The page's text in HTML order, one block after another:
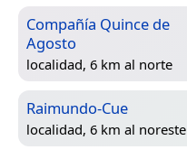
Compañía Quince de
Agosto
localidad, 6 km al norte
Raimundo-Cue
localidad, 6 km al noreste